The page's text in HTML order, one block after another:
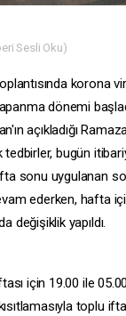
Sesli Oku)
korona
dönemi
açıkladığı
bugün
sonu uygulanan
ederken, hafta
değişiklik yapıldı.
için 19.00 ile
toplu